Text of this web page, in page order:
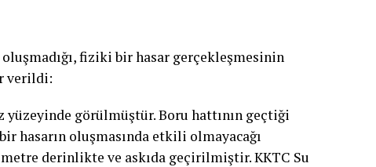
fiziki bir hasar gerçekleşmesinin
verildi:
yüzeyinde görülmüştür. Boru hattının geçtiği
hasarın oluşmasında etkili olmayacağı
derinlikte ve askıda geçirilmiştir. KKTC Su